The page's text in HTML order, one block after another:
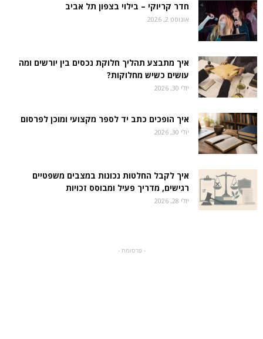
חדר קריוקי – בילוי בצפון תל אביב
אוגוסט 2, 2026
איך מתבצע תהליך חלוקת נכסים בין יורשים ומה
עושים כשיש מחלוקות?
יולי 30, 2026
איך הופכים כתב יד לספר מקצועי ומוכן לפרסום
יולי 30, 2026
איך לקבל החלטות נכונות במצבים משפטיים
רגישים, מדריך פעיל ומבוסס זכויות
יולי 28, 2026
- פרסומת -